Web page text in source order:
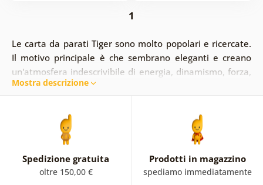
1
Le carta da parati Tiger sono molto popolari e ricercate.
Il motivo principale è che sembrano eleganti e creano
un'atmosfera indescrivibile di energia, dinamismo, forza,
superiorità e bellezza all'interno. In questa
la tua casa. Le carta da parati con animali selvatici sono
originali e uniche. Visualizza carta da parati fotografici
dalla sicurezza di casa tua!
Mostra descrizione
Spedizione gratuita
oltre 150,00 €
Prodotti in magazzino
spediamo immediatamente